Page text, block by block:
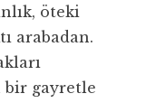
öteki
arabadan.
gayretle